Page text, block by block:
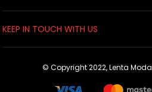
KEEP IN TOUCH WITH US
© Copyright 2022, Lenta